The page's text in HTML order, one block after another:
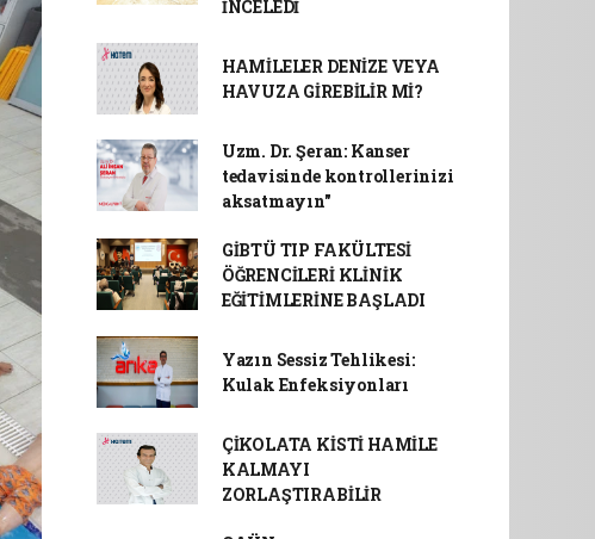
İNCELEDİ
HAMİLELER DENİZE VEYA
HAVUZA GİREBİLİR Mİ?
Uzm. Dr. Şeran: Kanser
tedavisinde kontrollerinizi
aksatmayın"
GİBTÜ TIP FAKÜLTESİ
ÖĞRENCİLERİ KLİNİK
EĞİTİMLERİNE BAŞLADI
Yazın Sessiz Tehlikesi:
Kulak Enfeksiyonları
ÇİKOLATA KİSTİ HAMİLE
KALMAYI
ZORLAŞTIRABİLİR